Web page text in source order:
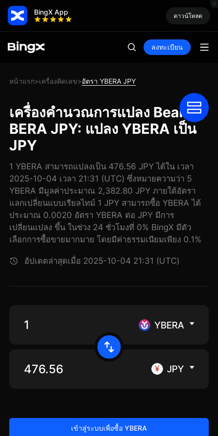
BingX App ดาวน์โหลด
ลงทะเบียน
หน้าแรก>เครื่องคิดเลข>อัตรา YBERA JPY
เครื่องคำนวณการแปลง Bearn
BERA JPY: แปลง YBERA เป็น
JPY
1 YBERA สามารถแปลงเป็น 476.56 JPY ได้ใน เวลา
2025-10-04 เวลา 21:31 (UTC) ซึ่งหมายความว่า 5
YBERA มีมูลค่าประมาณ 2,382.80 JPY ภายใต้อัตรา
แลกเปลี่ยนแบบเรียลไทม์ 1 JPY สามารถซื้อ YBERA ได้
ประมาณ 0.0020 อัตรา YBERA ต่อ JPY มีการ
เปลี่ยนแปลง ขึ้น ในช่วง 24 ชั่วโมงที่ 0% BingX มีตัว
เลือกการซื้อขายมากมาย โดยมีค่าธรรมเนียมเพียง 0.1%
อัปเดตล่าสุดเมื่อ 2025-10-04 21:31 (UTC)
YBERA
JPY
เข้าสู่ระบบเพื่อซื้อ YBERA